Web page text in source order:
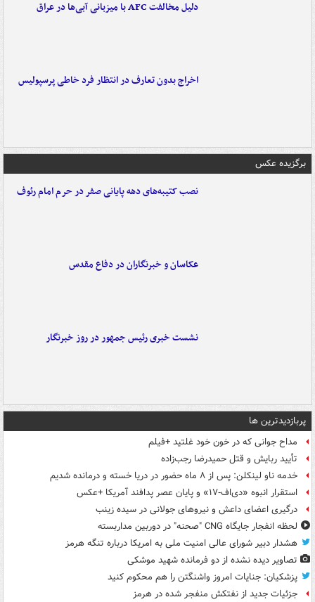
دلیل مخالفت AFC با میزبانی آبی‌ها در عراق
اخراج بدون تعارف در انتظار فرد خاطی پرسپولیس
برگزیده عکس
نصب کتیبه‌های دهه پایانی صفر در حرم امام رئوف
عکاسان و خبرنگاران در دفاع مقدس
نشست خبری رئیس جمهور در روز خبرنگار
پربازدیدترین ها
مداح جوانی که در خون خود غلتید +فیلم
تأیید ربایش و قتل حمیدرضا رجب‌زاده
خدمه ناو لینکلن: پس از ۸ ماه حضور در دریا خسته و درمانده‌ شدیم
استقرار انبوه «دی‌اف‑۱۷» و پایان عصر پدافند آمریکا +عکس
درگیری اعضای داعش و نیروهای جولانی در سیده زینب
لحظه انفجار جایگاه CNG "صحنه" در دوربین مداربسته
هشدار دبیر شورای عالی امنیت ملی به امریکا درباره تنگه هرمز
تصاویر دیده‌ نشده از دو فرمانده شهید موشکی
پزشکیان: جنایات امروز واشنگتن را هم محکوم کنید
جزئیات جدید از نفتکش منفجر شده در هرمز